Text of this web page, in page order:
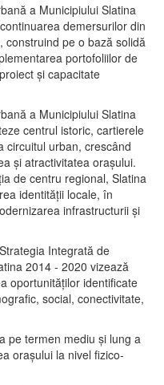
a Municipiului Slatina
demersurilor din
pe o bază solidă
portofoliilor de
și capacitate
a Municipiului Slatina
centrul istoric, cartierele
circuitul urban, crescând
şi atractivitatea oraşului.
de centru regional, Slatina
identităţii locale, în
infrastructurii şi
Integrată de
2014 - 2020 vizează
oportunităţilor identificate
social, conectivitate,
pe termen mediu şi lung a
oraşului la nivel fizico-